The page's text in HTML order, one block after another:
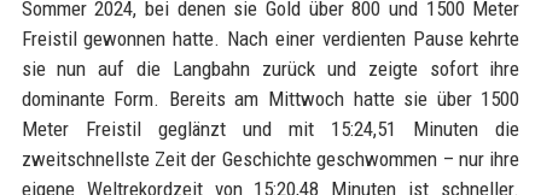
Sommer 2024, bei denen sie Gold über 800 und 1500 Meter
Freistil gewonnen hatte. Nach einer verdienten Pause kehrte
sie nun auf die Langbahn zurück und zeigte sofort ihre
dominante Form. Bereits am Mittwoch hatte sie über 1500
Meter Freistil geglänzt und mit 15:24,51 Minuten die
zweitschnellste Zeit der Geschichte geschwommen – nur ihre
eigene Weltrekordzeit von 15:20,48 Minuten ist schneller.